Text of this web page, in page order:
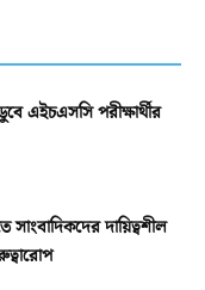
এইচএসসি পরীক্ষার্থীর
সাংবাদিকদের দায়িত্বশীল